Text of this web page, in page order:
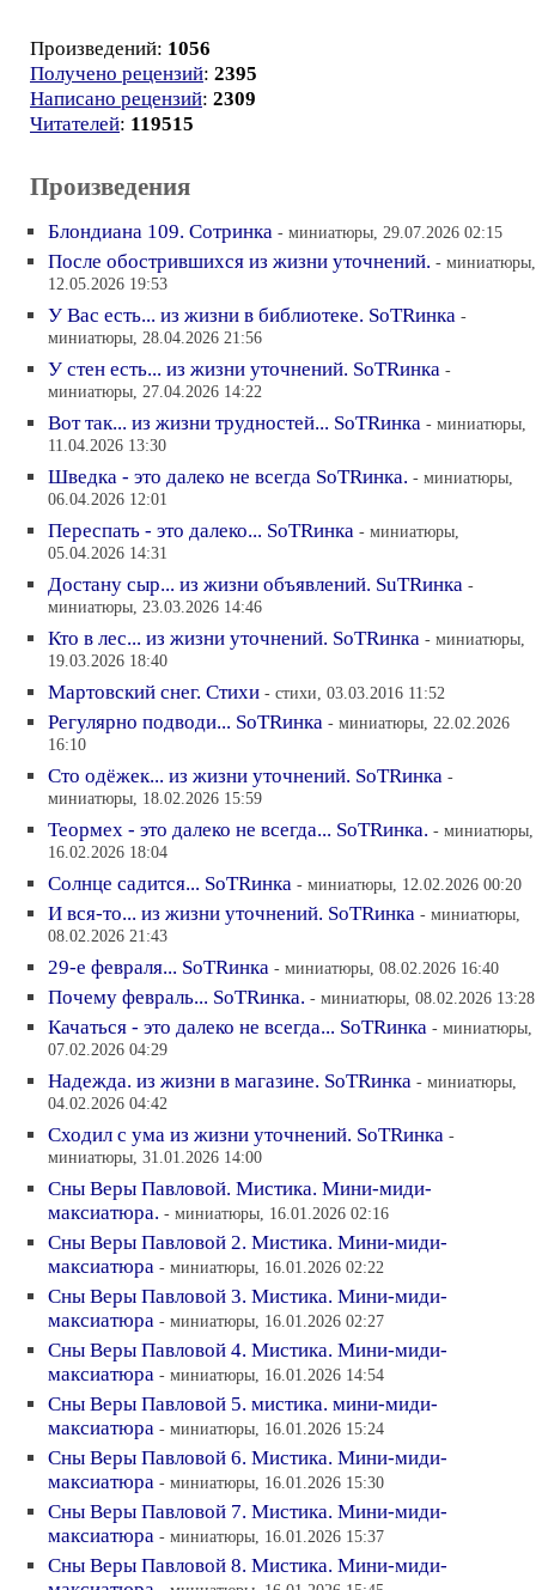
Произведений: 1056
Получено рецензий: 2395
Написано рецензий: 2309
Читателей: 119515
Произведения
Блондиана 109. Сотринка - миниатюры, 29.07.2026 02:15
После обострившихся из жизни уточнений. - миниатюры,
12.05.2026 19:53
У Вас есть... из жизни в библиотеке. SoTRинка -
миниатюры, 28.04.2026 21:56
У стен есть... из жизни уточнений. SoTRинка -
миниатюры, 27.04.2026 14:22
Вот так... из жизни трудностей... SoTRинка - миниатюры,
11.04.2026 13:30
Шведка - это далеко не всегда SoTRинка. - миниатюры,
06.04.2026 12:01
Переспать - это далеко... SoTRинка - миниатюры,
05.04.2026 14:31
Достану сыр... из жизни объявлений. SuTRинка -
миниатюры, 23.03.2026 14:46
Кто в лес... из жизни уточнений. SoTRинка - миниатюры,
19.03.2026 18:40
Мартовский снег. Стихи - стихи, 03.03.2016 11:52
Регулярно подводи... SoTRинка - миниатюры, 22.02.2026
16:10
Сто одёжек... из жизни уточнений. SoTRинка -
миниатюры, 18.02.2026 15:59
Теормех - это далеко не всегда... SoTRинка. - миниатюры,
16.02.2026 18:04
Солнце садится... SoTRинка - миниатюры, 12.02.2026 00:20
И вся-то... из жизни уточнений. SoTRинка - миниатюры,
08.02.2026 21:43
29-е февраля... SoTRинка - миниатюры, 08.02.2026 16:40
Почему февраль... SoTRинка. - миниатюры, 08.02.2026 13:28
Качаться - это далеко не всегда... SoTRинка - миниатюры,
07.02.2026 04:29
Надежда. из жизни в магазине. SoTRинка - миниатюры,
04.02.2026 04:42
Сходил с ума из жизни уточнений. SoTRинка -
миниатюры, 31.01.2026 14:00
Сны Веры Павловой. Мистика. Мини-миди-
максиатюра. - миниатюры, 16.01.2026 02:16
Сны Веры Павловой 2. Мистика. Мини-миди-
максиатюра - миниатюры, 16.01.2026 02:22
Сны Веры Павловой 3. Мистика. Мини-миди-
максиатюра - миниатюры, 16.01.2026 02:27
Сны Веры Павловой 4. Мистика. Мини-миди-
максиатюра - миниатюры, 16.01.2026 14:54
Сны Веры Павловой 5. мистика. мини-миди-
максиатюра - миниатюры, 16.01.2026 15:24
Сны Веры Павловой 6. Мистика. Мини-миди-
максиатюра - миниатюры, 16.01.2026 15:30
Сны Веры Павловой 7. Мистика. Мини-миди-
максиатюра - миниатюры, 16.01.2026 15:37
Сны Веры Павловой 8. Мистика. Мини-миди-